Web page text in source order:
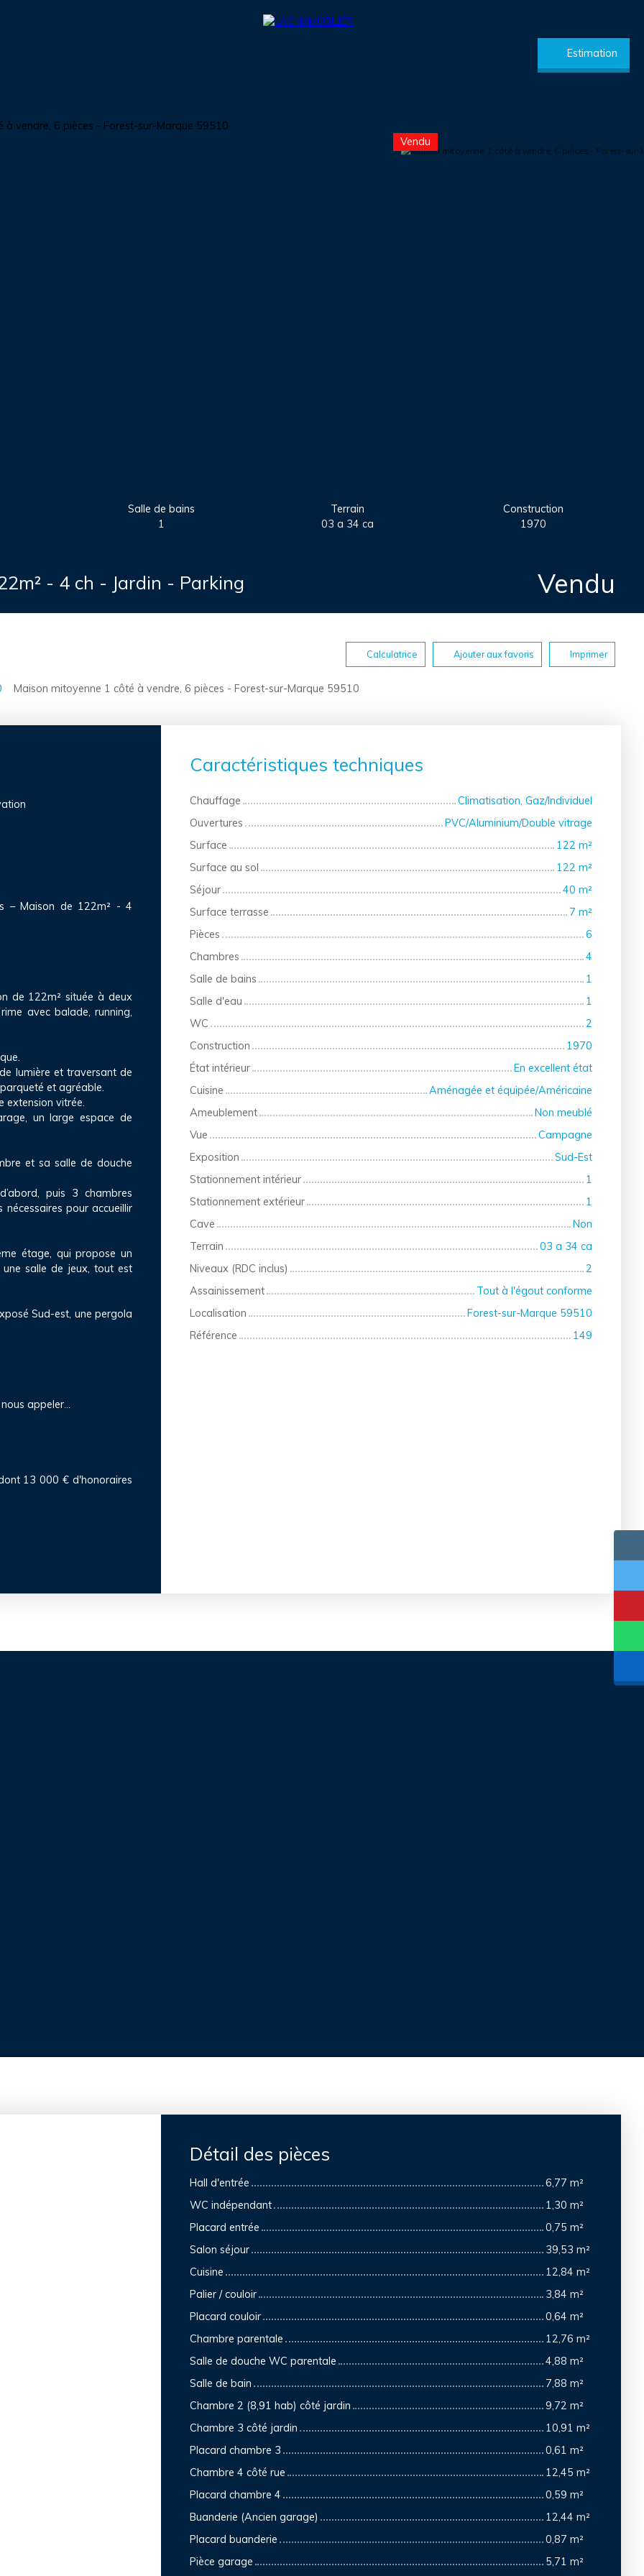
Estimation
Vendu
Salle de bains
1
Terrain
03 a 34 ca
Construction
1970
- 4 ch - Jardin - Parking Vendu
Calculatrice Ajouter aux favoris Imprimer
Maison mitoyenne 1 côté à vendre, 6 pièces - Forest-sur-Marque 59510
– Maison de 122m² - 4
de 122m² située à deux
avec balade, running,
lumière et traversant de
et agréable.
extension vitrée.
un large espace de
et sa salle de douche
puis 3 chambres
pour accueillir
étage, qui propose un
salle de jeux, tout est
Sud-est, une pergola
nous appeler…
13 000 € d'honoraires
Caractéristiques techniques
Chauffage
Climatisation, Gaz/Individuel
Ouvertures
PVC/Aluminium/Double vitrage
Surface
122 m²
Surface au sol
122 m²
Séjour
40 m²
Surface terrasse
7 m²
Pièces
6
Chambres
4
Salle de bains
1
Salle d'eau
1
WC
2
Construction
1970
État intérieur
En excellent état
Cuisine
Aménagée et équipée/Américaine
Ameublement
Non meublé
Vue
Campagne
Exposition
Sud-Est
Stationnement intérieur
1
Stationnement extérieur
1
Cave
Non
Terrain
03 a 34 ca
Niveaux (RDC inclus)
2
Assainissement
Tout à l'égout conforme
Localisation
Forest-sur-Marque 59510
Référence
149
Détail des pièces
Hall d'entrée
6,77 m²
WC indépendant
1,30 m²
Placard entrée
0,75 m²
Salon séjour
39,53 m²
Cuisine
12,84 m²
Palier / couloir
3,84 m²
Placard couloir
0,64 m²
Chambre parentale
12,76 m²
Salle de douche WC parentale
4,88 m²
Salle de bain
7,88 m²
Chambre 2 (8,91 hab) côté jardin
9,72 m²
Chambre 3 côté jardin
10,91 m²
Placard chambre 3
0,61 m²
Chambre 4 côté rue
12,45 m²
Placard chambre 4
0,59 m²
Buanderie (Ancien garage)
12,44 m²
Placard buanderie
0,87 m²
Pièce garage
5,71 m²